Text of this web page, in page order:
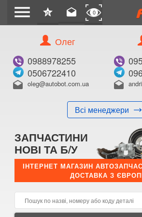
menu star
0 drafts 0
Олег
0988978255
0506722410
drafts oleg@autobot.com.ua
Всі менеджери
drafts
ЗАПЧАСТИНИ
НОВІ ТА Б/У
ІНТЕРНЕТ МАГАЗИН
ДОСТАВКА З
Оригінальний номер:
Примітка:
E-mail:
Телефон: